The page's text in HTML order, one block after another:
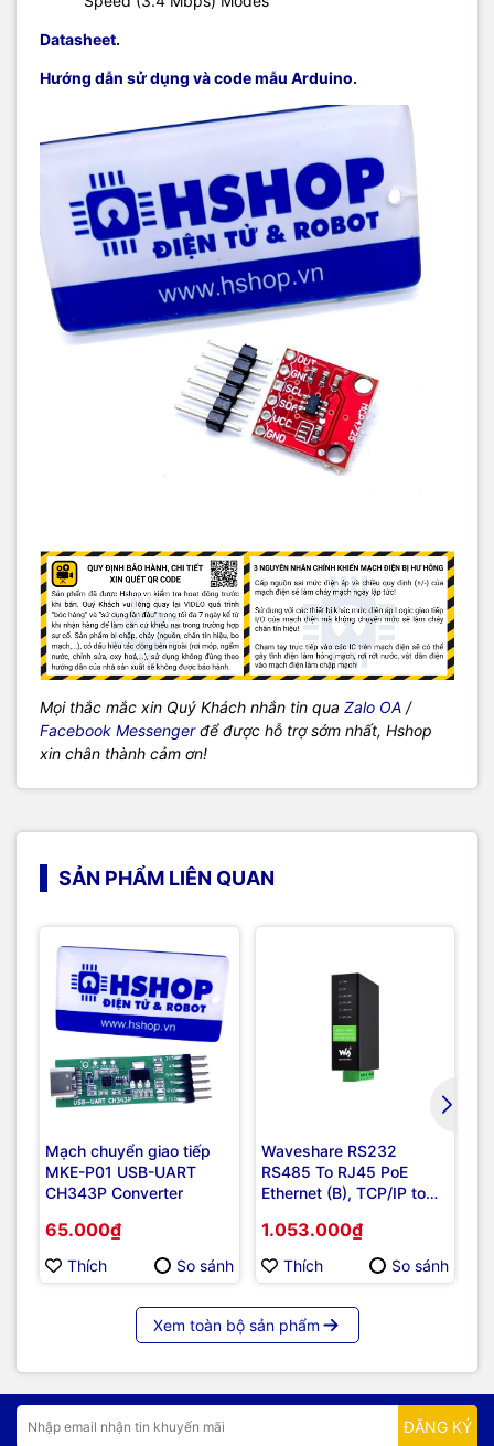
Datasheet.
Hướng dẫn sử dụng và code mẫu Arduino.
Mọi thắc mắc xin Quý Khách nhắn tin qua Zalo OA /
Facebook Messengerđể được hỗ trợ sớm nhất, Hshop
xin chân thành cảm ơn!
SẢN PHẨM LIÊN QUAN
Mạch chuyển giao tiếp
MKE-P01 USB-UART
CH343P Converter
65.000₫
Thích So sánh
Waveshare RS232
RS485 To RJ45 PoE
Ethernet (B), TCP/IP to
Dual Channels, Dual
Ethernet Ports
1.053.000₫
Thích So sánh
Xem toàn bộ sản phẩm
ĐĂNG KÝ